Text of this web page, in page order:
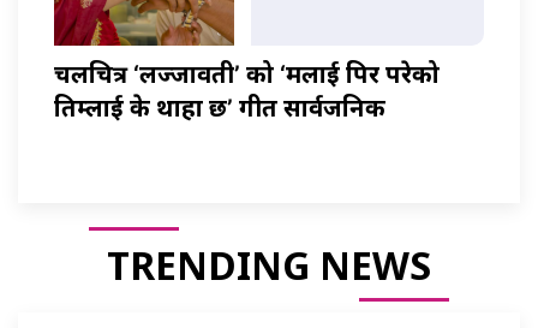
चलचित्र ‘लज्जावती’ को ‘मलाई पिर परेको
तिम्लाई के थाहा छ’ गीत सार्वजनिक
TRENDING NEWS